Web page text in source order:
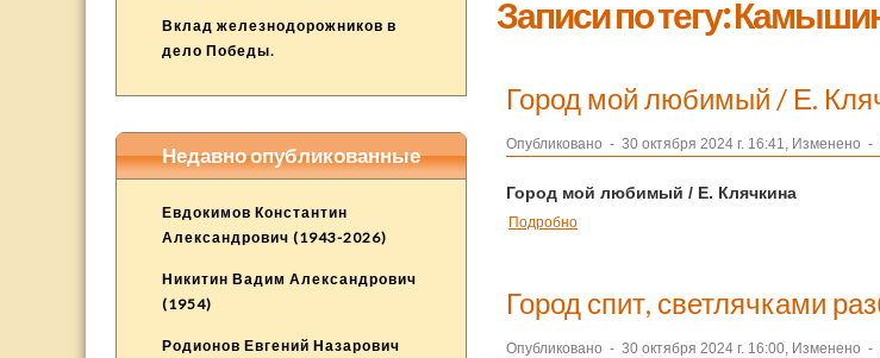
Записи по тегу:
Город мой любимый / Е.
Опубликовано - 30 октября 2024 г. 16:41, Изменено -
Город мой любимый / Е. Клячкина
Подробно
Город спит, светлячками
Опубликовано - 30 октября 2024 г. 16:00, Изменено -
Вклад железнодорожников в
дело Победы.
Недавно опубликованные
Евдокимов Константин
Александрович (1943-2026)
Никитин Вадим Александрович
(1954)
Родионов Евгений Назарович